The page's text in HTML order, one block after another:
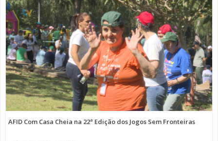
AFID Com Casa Cheia na 22ª Edição dos Jogos Sem Fronteiras